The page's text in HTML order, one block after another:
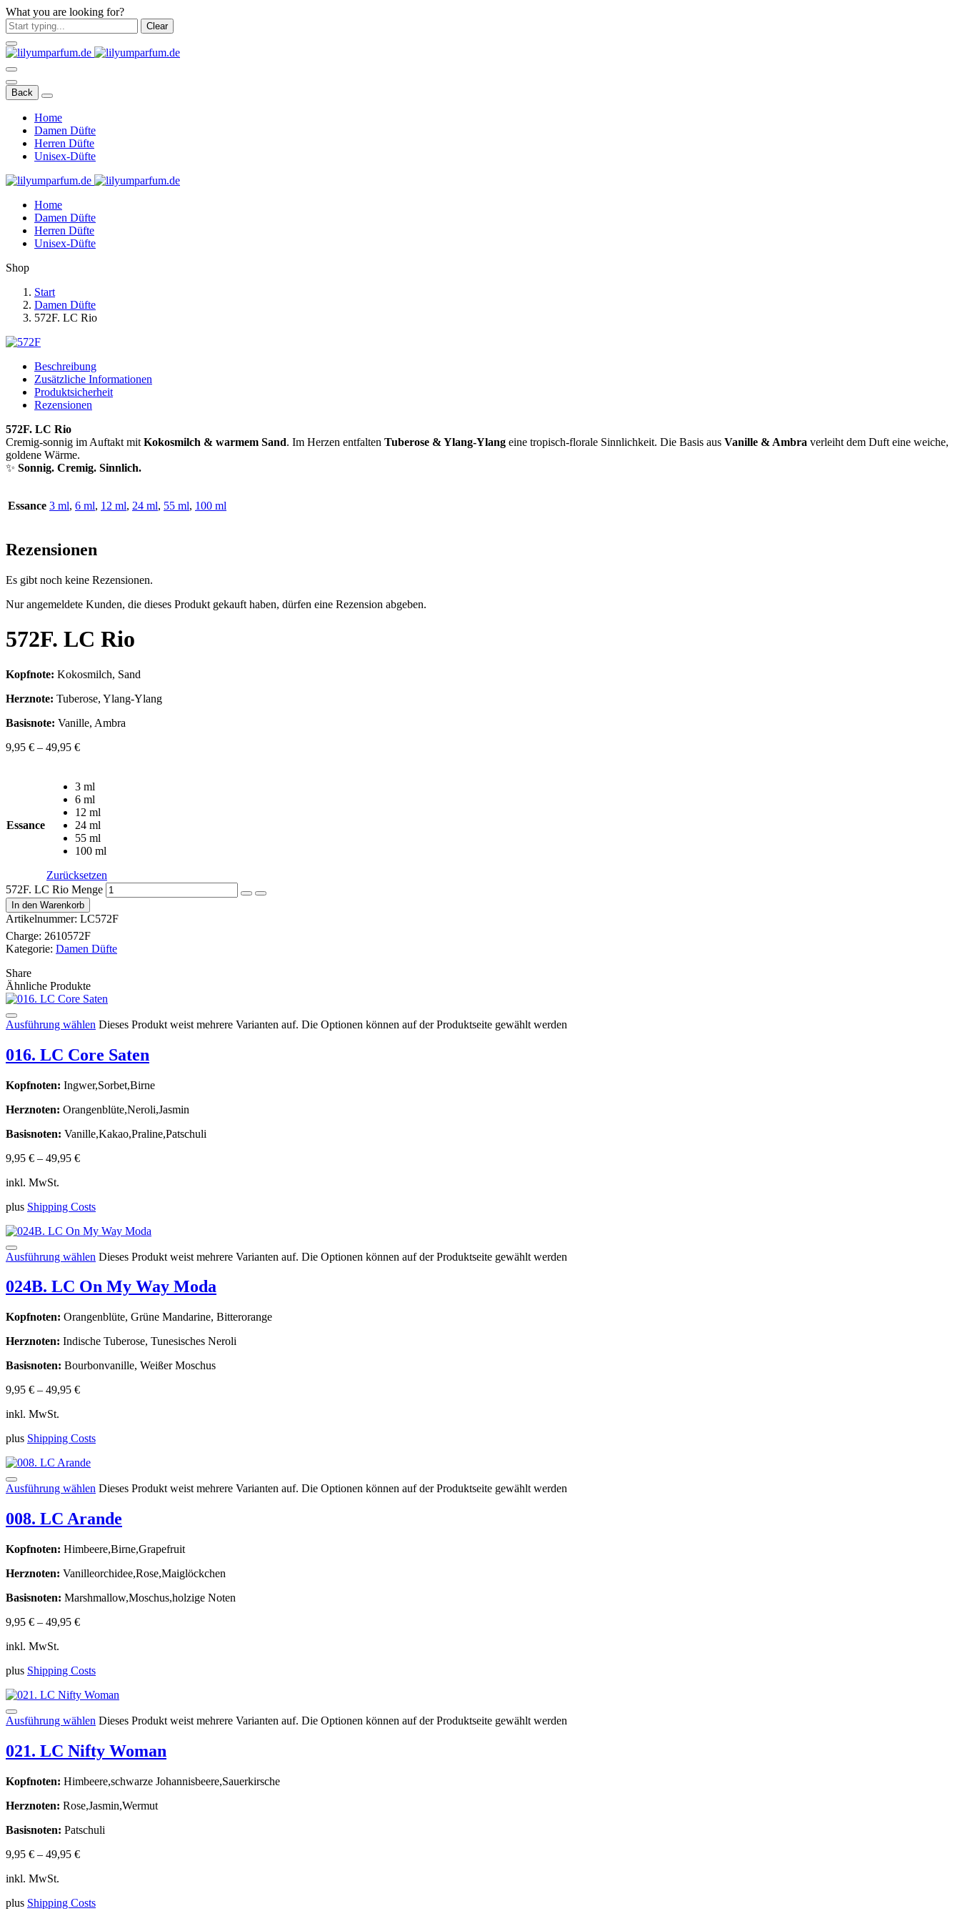
What you are looking for?
Clear
Back
Home
Damen Düfte
Herren Düfte
Unisex-Düfte
Home
Damen Düfte
Herren Düfte
Unisex-Düfte
Shop
Start
Damen Düfte
572F. LC Rio
Beschreibung
Zusätzliche Informationen
Produktsicherheit
Rezensionen
572F. LC Rio
Cremig-sonnig im Auftakt mit Kokosmilch & warmem Sand. Im Herzen entfalten Tuberose & Ylang-Ylang eine tropisch-florale Sinnlichkeit. Die Basis aus Vanille & Ambra verleiht dem Duft eine weiche,
goldene Wärme.
✨ Sonnig. Cremig. Sinnlich.
Essance 3 ml, 6 ml, 12 ml, 24 ml, 55 ml, 100 ml
Rezensionen
Es gibt noch keine Rezensionen.
Nur angemeldete Kunden, die dieses Produkt gekauft haben, dürfen eine Rezension abgeben.
572F. LC Rio
Kopfnote: Kokosmilch, Sand
Herznote: Tuberose, Ylang-Ylang
Basisnote: Vanille, Ambra
9,95 € – 49,95 €
Essance
3 ml
6 ml
12 ml
24 ml
55 ml
100 ml
Zurücksetzen
572F. LC Rio Menge
In den Warenkorb
Artikelnummer: LC572F
Charge: 2610572F
Kategorie: Damen Düfte
Share
Ähnliche Produkte
Ausführung wählen Dieses Produkt weist mehrere Varianten auf. Die Optionen können auf der Produktseite gewählt werden
016. LC Core Saten
Kopfnoten: Ingwer,Sorbet,Birne
Herznoten: Orangenblüte,Neroli,Jasmin
Basisnoten: Vanille,Kakao,Praline,Patschuli
9,95 € – 49,95 €
inkl. MwSt.
plus Shipping Costs
Ausführung wählen Dieses Produkt weist mehrere Varianten auf. Die Optionen können auf der Produktseite gewählt werden
024B. LC On My Way Moda
Kopfnoten: Orangenblüte, Grüne Mandarine, Bitterorange
Herznoten: Indische Tuberose, Tunesisches Neroli
Basisnoten: Bourbonvanille, Weißer Moschus
9,95 € – 49,95 €
inkl. MwSt.
plus Shipping Costs
Ausführung wählen Dieses Produkt weist mehrere Varianten auf. Die Optionen können auf der Produktseite gewählt werden
008. LC Arande
Kopfnoten: Himbeere,Birne,Grapefruit
Herznoten: Vanilleorchidee,Rose,Maiglöckchen
Basisnoten: Marshmallow,Moschus,holzige Noten
9,95 € – 49,95 €
inkl. MwSt.
plus Shipping Costs
Ausführung wählen Dieses Produkt weist mehrere Varianten auf. Die Optionen können auf der Produktseite gewählt werden
021. LC Nifty Woman
Kopfnoten: Himbeere,schwarze Johannisbeere,Sauerkirsche
Herznoten: Rose,Jasmin,Wermut
Basisnoten: Patschuli
9,95 € – 49,95 €
inkl. MwSt.
plus Shipping Costs